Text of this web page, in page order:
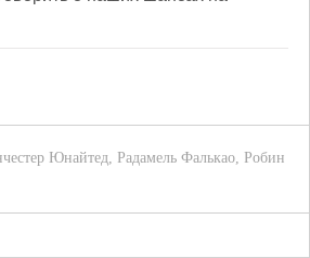
Юнайтед, Радамель Фалькао, Робин